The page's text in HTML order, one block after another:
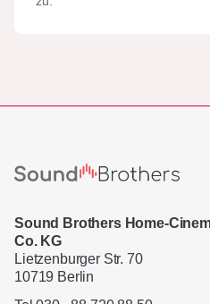
Sound Brothers Home-
Co. KG
Lietzenburger Str. 70
10719 Berlin